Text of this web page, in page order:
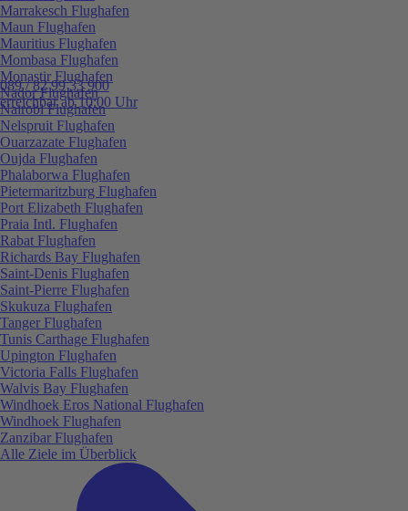
089 / 82 99 33 900
erreichbar ab 10:00 Uhr
Marrakesch Flughafen
Maun Flughafen
Mauritius Flughafen
Mombasa Flughafen
Monastir Flughafen
Nador Flughafen
Nairobi Flughafen
Nelspruit Flughafen
Ouarzazate Flughafen
Oujda Flughafen
Phalaborwa Flughafen
Pietermaritzburg Flughafen
Port Elizabeth Flughafen
Praia Intl. Flughafen
Rabat Flughafen
Richards Bay Flughafen
Saint-Denis Flughafen
Saint-Pierre Flughafen
Skukuza Flughafen
Tanger Flughafen
Tunis Carthage Flughafen
Upington Flughafen
Victoria Falls Flughafen
Walvis Bay Flughafen
Windhoek Eros National Flughafen
Windhoek Flughafen
Zanzibar Flughafen
Alle Ziele im Überblick